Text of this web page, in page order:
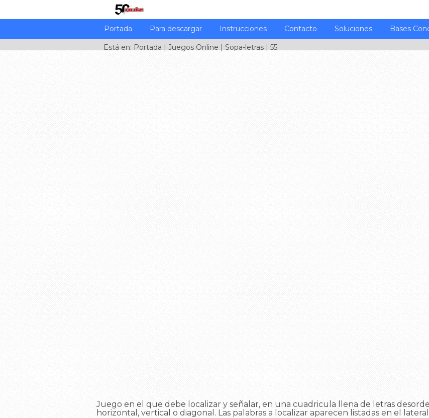
Portada Para descargar Instrucciones Contacto Soluciones Bases
Está en: Portada | Juegos Online | Sopa-letras | 55
Juego en el que debe localizar y señalar, en una cuadricula llena de letras
horizontal, vertical o diagonal. Las palabras a localizar aparecen listadas en el